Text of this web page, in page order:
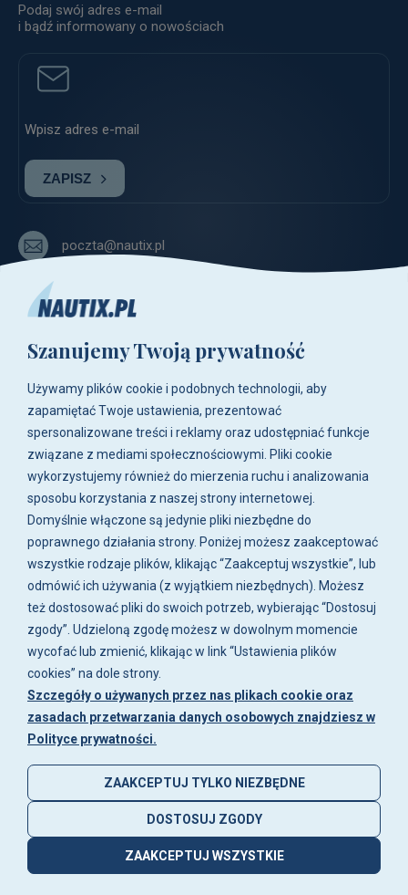
Podaj swój adres e-mail
i bądź informowany o nowościach
ZAPISZ
poczta@nautix.pl
+48 783-788-216
ul. Zwoleńska 23,
04-761 Warszawa
Biuro i sklep są czynne:
pn-pt w godz. 8:00 - 16:00.
O firmie
Zakupy
Moje konto
Artykuły i galeria
© 2026 nautix.plSklep internetowy Shoper
Szanujemy Twoją prywatność
Używamy plików cookie i podobnych technologii, aby
zapamiętać Twoje ustawienia, prezentować
spersonalizowane treści i reklamy oraz udostępniać funkcje
związane z mediami społecznościowymi. Pliki cookie
wykorzystujemy również do mierzenia ruchu i analizowania
sposobu korzystania z naszej strony internetowej.
Domyślnie włączone są jedynie pliki niezbędne do
poprawnego działania strony. Poniżej możesz zaakceptować
wszystkie rodzaje plików, klikając “Zaakceptuj wszystkie”, lub
odmówić ich używania (z wyjątkiem niezbędnych). Możesz
też dostosować pliki do swoich potrzeb, wybierając “Dostosuj
zgody”. Udzieloną zgodę możesz w dowolnym momencie
wycofać lub zmienić, klikając w link “Ustawienia plików
cookies” na dole strony.
Szczegóły o używanych przez nas plikach cookie oraz
zasadach przetwarzania danych osobowych znajdziesz w
Polityce prywatności.
ZAAKCEPTUJ TYLKO NIEZBĘDNE
DOSTOSUJ ZGODY
ZAAKCEPTUJ WSZYSTKIE